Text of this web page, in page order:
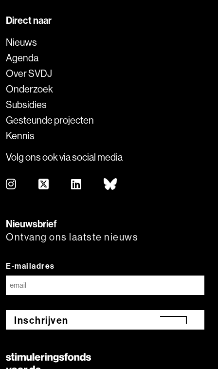
Direct naar
Nieuws
Agenda
Over SVDJ
Onderzoek
Subsidies
Gesteunde projecten
Kennis
Volg ons ook via social media
Nieuwsbrief
Ontvang ons laatste nieuws
E-mailadres
Inschrijven